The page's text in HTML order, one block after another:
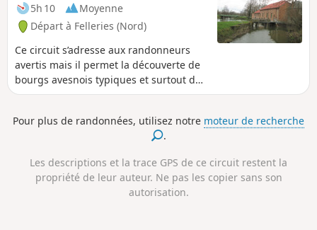
5h 10
Moyenne
Départ à Felleries (Nord)
Ce circuit s’adresse aux randonneurs
avertis mais il permet la découverte de
bourgs avesnois typiques et surtout de
quatre moulins à eau, sur la Belleuse et
Pour plus de randonnées, utilisez notre moteur de recherche
.
Les descriptions et la trace GPS de ce circuit restent la
propriété de leur auteur. Ne pas les copier sans son
autorisation.